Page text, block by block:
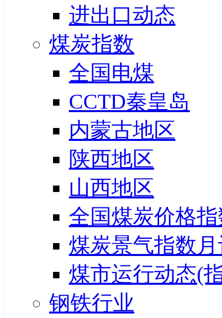
进出口动态
煤炭指数
全国电煤
CCTD秦皇岛
内蒙古地区
陕西地区
山西地区
全国煤炭价格
煤炭景气指数
煤市运行动态(
钢铁行业